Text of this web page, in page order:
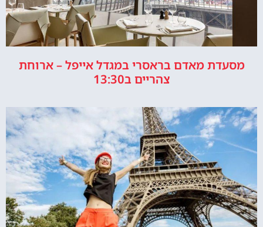
מסעדת מאדם בראסרי במגדל אייפל – ארוחת
צהריים ב13:30